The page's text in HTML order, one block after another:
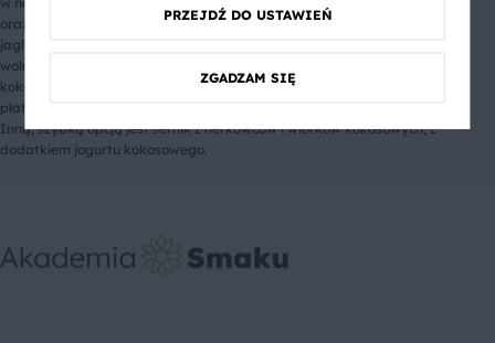
oraz dowolne słodzidło. Do garnka wsyp dobrze opłukaną kaszę
jaglaną, zalej mlekiem i wodą, a następnie gotuj pod przykryciem na
wolnym ogniu. Do przestygniętej kaszy dodaj gęstą część mleczka
kokosowego i zblenduj. Do masy możesz przygotować kruchy spód z
płatków owsianych lub orzechów, a na górę położyć karmel z daktyli.
Inną, szybką opcją jest sernik z nerkowców i wiórków kokosowych, z
dodatkiem jogurtu kokosowego.
PRZEJDŹ DO USTAWIEŃ
ZGADZAM SIĘ